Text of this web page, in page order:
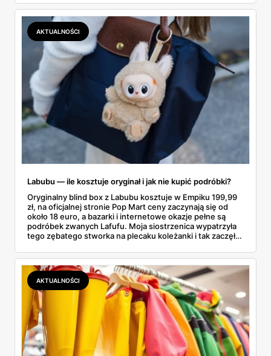
najszybciej rosnący sport w Polsce: kortów przybywa
lawinowo, a chętnych jeszcze szybciej. Sprawdziłam, co
dokładnie dostajemy za te pieniądze i komu taka rakieta
faktycznie wystarczy.
AKTUALNOŚCI
Labubu — ile kosztuje oryginał i jak nie kupić podróbki?
Oryginalny blind box z Labubu kosztuje w Empiku 199,99
zł, na oficjalnej stronie Pop Mart ceny zaczynają się od
około 18 euro, a bazarki i internetowe okazje pełne są
podróbek zwanych Lafufu. Moja siostrzenica wypatrzyła
tego zębatego stworka na plecaku koleżanki i tak zaczęło
kosztuje i po czym poznać, że sprzedawca nie wciska nam
podróbki. Spisałam wszystko, czego się dowiedziałam —
łącznie z jedną wpadką, o której za chwilę.
AKTUALNOŚCI